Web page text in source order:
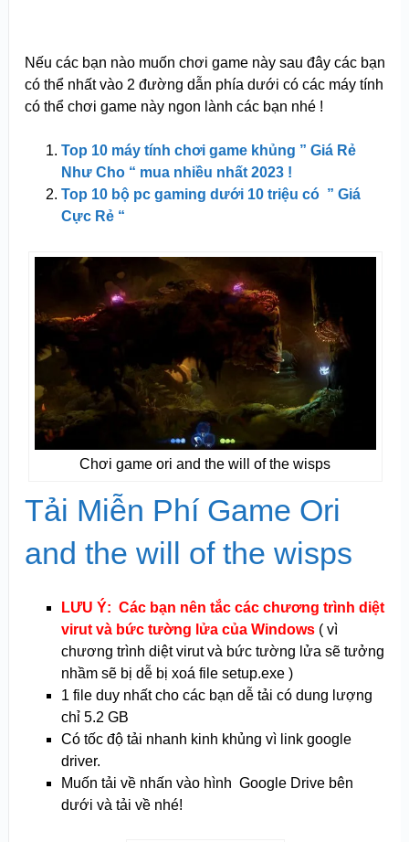
Nếu các bạn nào muốn chơi game này sau đây các bạn
có thể nhất vào 2 đường dẫn phía dưới có các máy tính
có thể chơi game này ngon lành các bạn nhé !
Top 10 máy tính chơi game khủng ” Giá Rẻ
Như Cho “ mua nhiều nhất 2023 !
Top 10 bộ pc gaming dưới 10 triệu có ” Giá
Cực Rẻ “
Chơi game ori and the will of the wisps
Tải Miễn Phí Game Ori
and the will of the wisps
LƯU Ý: Các bạn nên tắc các chương trình diệt
virut và bức tường lửa của Windows ( vì
chương trình diệt virut và bức tường lửa sẽ tưởng
nhầm sẽ bị dễ bị xoá file setup.exe )
1 file duy nhất cho các bạn dễ tải có dung lượng
chỉ 5.2 GB
Có tốc độ tải nhanh kinh khủng vì link google
driver.
Muốn tải về nhấn vào hình Google Drive bên
dưới và tải về nhé!